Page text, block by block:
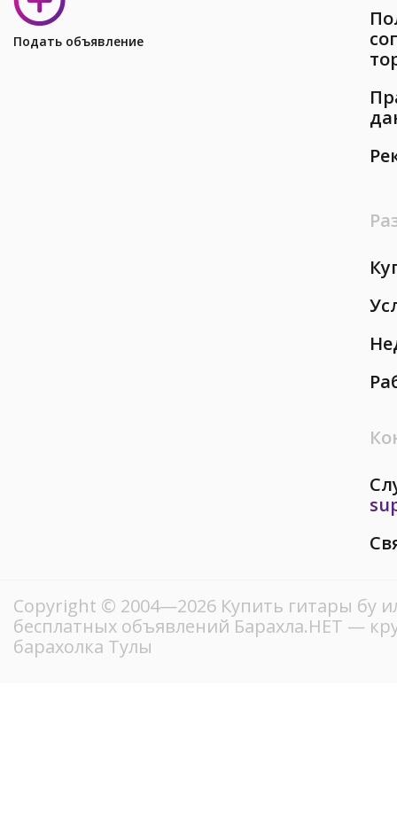
Подать объявление
Copyright © 2004—2026 Купить гитары бу
бесплатных объявлений Барахла.НЕТ —
барахолка Тулы